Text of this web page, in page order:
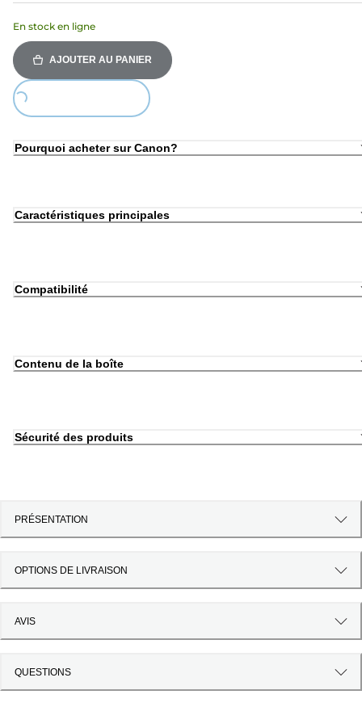
En stock en ligne
AJOUTER AU PANIER
Loading...
Pourquoi acheter sur Canon?
Caractéristiques principales
Compatibilité
Contenu de la boîte
Sécurité des produits
PRÉSENTATION
OPTIONS DE LIVRAISON
AVIS
QUESTIONS